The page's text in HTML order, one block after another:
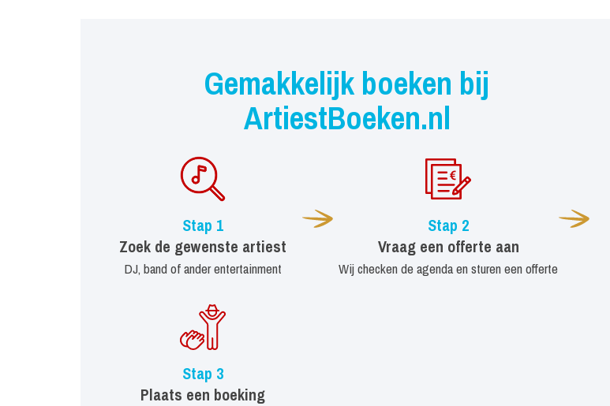
Gemakkelijk boeken bij
ArtiestBoeken.nl
Stap 1
Zoek de gewenste artiest
DJ, band of ander entertainment
Stap 2
Vraag een offerte aan
Wij checken de agenda en sturen een offerte
Stap 3
Plaats een boeking